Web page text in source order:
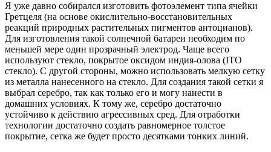
Я уже давно собирался изготовить фотоэлемент типа ячейки
Гретцеля (на основе окислительно-восстановительных
реакций природных растительных пигментов антоцианов).
Для изготовления такой солнечной батареи необходим по
меньшей мере один прозрачный электрод. Чаще всего
используют стекло, покрытое оксидом индия-олова (ITO
стекло). С другой стороны, можно использовать мелкую сетку
из металла нанесенного на стекло. Для создания такой сетки я
выбрал серебро, так как только его и могу нанести в
домашних условиях. К тому же, серебро достаточно
устойчиво к действию агрессивных сред. Для отработки
технологии достаточно создать равномерное толстое
покрытие, сетка же будет просто десятками тонких линий.